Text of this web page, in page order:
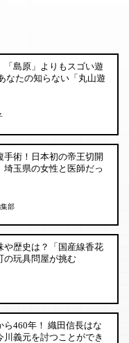
「島原」よりもスゴい遊
なたの知らない「丸山遊
手術！日本初の帝王切開
埼玉県の女性と医師だっ
集部
や歴史は？「国産線香花
の玩具問屋が挑む
ら460年！ 織田信長はな
川義元を討つことができ